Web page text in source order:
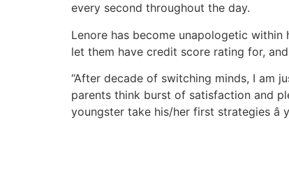
every second throughout the day.
Lenore has become unapologetic
let them have credit score rating for,
“After decade of switching minds, I am
parents think burst of satisfaction and
youngster take his/her first strategies